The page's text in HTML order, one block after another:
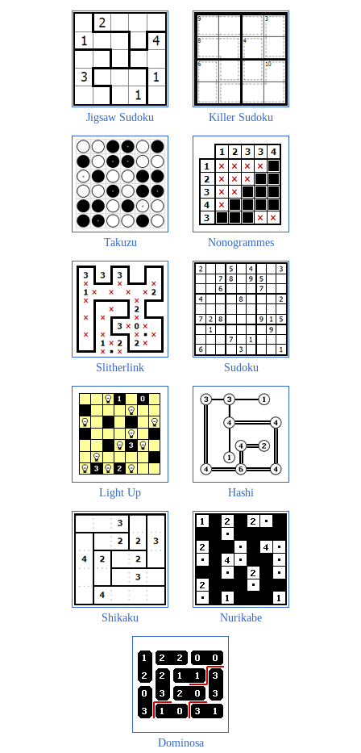
Jigsaw Sudoku Killer Sudoku
Takuzu Nonogrammes
Slitherlink Sudoku
Light Up Hashi
Shikaku Nurikabe
Dominosa